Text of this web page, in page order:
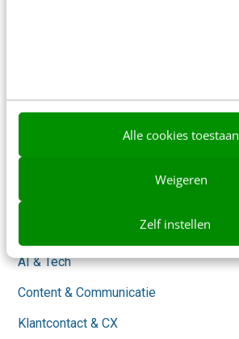
Alle cookies toestaan
Weigeren
Zelf instellen
Over ons
Werken bij
AI & Tech
Content & Communicatie
Klantcontact & CX